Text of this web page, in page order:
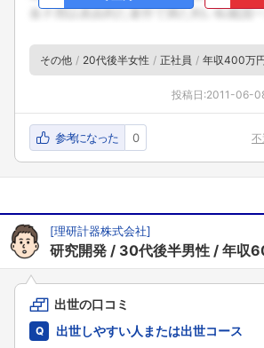
その他 20代後半女性 正社員 年収400万
投稿日:2011-06-
参考になった 0
[理研計器株式会社]
研究開発 30代後半男性 年収
出世の口コミ
出世しやすい人または出世コース